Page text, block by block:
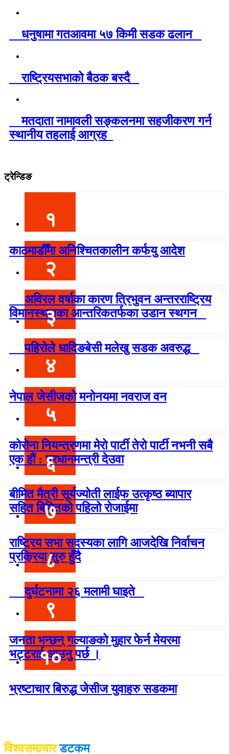
धनुषामा गतआवमा ५७ किमी सडक ढलान
राष्ट्रियसभाको बैठक बस्दै
मतदाता नामावली सङ्कलनमा सहजीकरण गर्न
स्थानीय तहलाई आग्रह
ट्रेन्डिङ
१
काठमाडौँमा अनिश्चितकालीन कर्फयु आदेश
२
अविरल वर्षाका कारण त्रिभुवन अन्तरराष्ट्रिय
विमानस्थलका आन्तरिकतर्फका उडान स्थगन
३
पहिरोले धादिङबेसी मलेखु सडक अवरुद्ध
४
नेपाल जेसीजको मनोनयमा नवराज वन
५
कोरोना नियन्त्रणमा मेरो पार्टी तेरो पार्टी नभनी सबै
एक हौं : प्रधानमन्त्री देउवा
६
बीमित मैत्री सूर्यज्योती लाईफ उत्कृष्ठ ब्यापार
सहित बिमितको पहिलो रोजाईमा
७
राष्ट्रिय सभा सदस्यका लागि आजदेखि निर्वाचन
प्रक्रिया सुरु हुँदै
८
दुर्घटनामा २६ मलामी घाइते
९
जनता भन्छन् गल्याङको मुहार फेर्न मेयरमा
भट्टराई आउनु पर्छ ।
१०
भ्रष्टाचार बिरुद्ध जेसीज युवाहरु सडकमा
विश्वसमाचारडटकम